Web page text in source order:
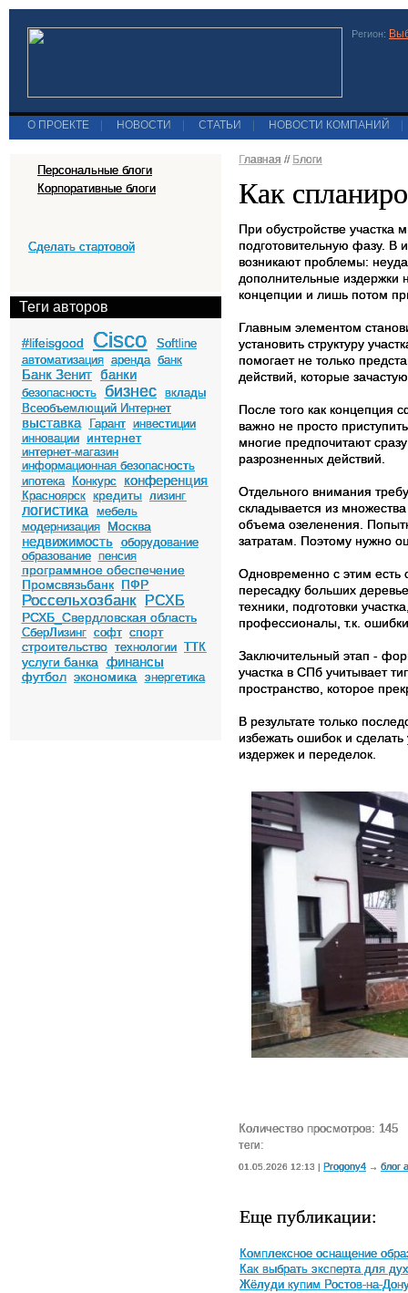
Регион:
О ПРОЕКТЕ НОВОСТИ СТАТЬИ НОВОСТИ КОМПАНИЙ
Персональные блоги
Корпоративные блоги
Сделать стартовой
Теги авторов
#lifeisgood Cisco
Softline
автоматизация аренда банк
Банк Зенит банки
безопасность бизнес
вклады
Всеобъемлющий Интернет
выставка Гарант инвестиции
инновации
интернет
интернет-магазин
информационная безопасность
ипотека
Конкурс конференция
Красноярск кредиты лизинг
логистика
мебель
модернизация
Москва
недвижимость оборудование
образование пенсия
программное обеспечение
Промсвязьбанк ПФР
Россельхозбанк РСХБ
РСХБ_Свердловская область
СберЛизинг софт спорт
строительство технологии ТТК
услуги банка финансы
футбол экономика энергетика
Главная // Блоги
Как
При обустройстве участка
подготовительную фазу. В
возникают проблемы:
дополнительные издержки
концепции и лишь потом
Главным элементом
установить структуру
помогает не только
действий, которые
После того как концепция
важно не просто
многие предпочитают
разрозненных действий.
Отдельного внимания
складывается из
объема озеленения.
затратам. Поэтому нужно
Одновременно с этим есть
пересадку больших
техники, подготовки
профессионалы, т.к.
Заключительный этап -
участка в СПб учитывает
пространство, которое
В результате только
избежать ошибок и
издержек и переделок.
Количество просмотров: 145
теги:
01.05.2026 12:13 | Progony4 → блог
Еще публикации:
Комплексное оснащение
Как выбрать эксперта для
Жёлуди купим Ростов-на-